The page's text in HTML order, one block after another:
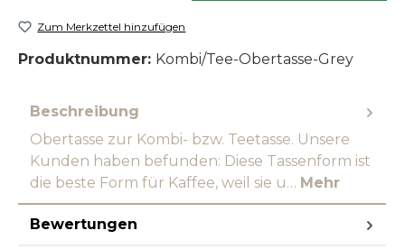
Zum Merkzettel hinzufügen
Produktnummer: Kombi/Tee-Obertasse-Grey
Beschreibung
Obertasse zur Kombi- bzw. Teetasse. Unsere
Kunden haben befunden: Diese Tassenform ist
die beste Form für Kaffee, weil sie u… Mehr
Bewertungen